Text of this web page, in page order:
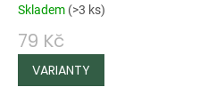
Skladem (>3 ks)
79 Kč